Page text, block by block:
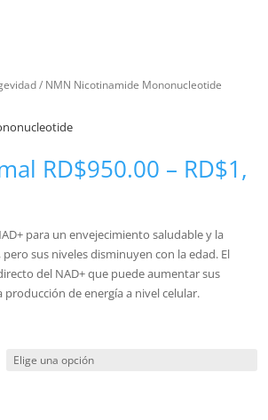
/ NMN Nicotinamide Mononucleotide
RD$950.00 – RD$1,
para un envejecimiento saludable y la
sus niveles disminuyen con la edad. El
del NAD+ que puede aumentar sus
producción de energía a nivel celular.